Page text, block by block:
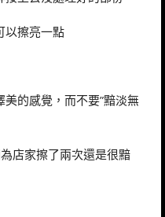
以擦亮一點
的感覺，而不要”黯淡無
店家擦了兩次還是很黯